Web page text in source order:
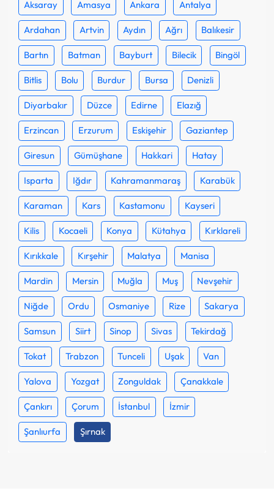
Aksaray Amasya Ankara Antalya
Ardahan Artvin Aydın Ağrı Balıkesir
Bartın Batman Bayburt Bilecik Bingöl
Bitlis Bolu Burdur Bursa Denizli
Diyarbakır Düzce Edirne Elazığ
Erzincan Erzurum Eskişehir Gaziantep
Giresun Gümüşhane Hakkari Hatay
Isparta Iğdır Kahramanmaraş Karabük
Karaman Kars Kastamonu Kayseri
Kilis Kocaeli Konya Kütahya Kırklareli
Kırıkkale Kırşehir Malatya Manisa
Mardin Mersin Muğla Muş Nevşehir
Niğde Ordu Osmaniye Rize Sakarya
Samsun Siirt Sinop Sivas Tekirdağ
Tokat Trabzon Tunceli Uşak Van
Yalova Yozgat Zonguldak Çanakkale
Çankırı Çorum İstanbul İzmir
Şanlıurfa Şırnak